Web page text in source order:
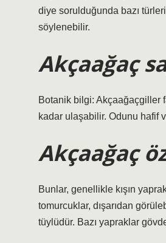
diye sorulduğunda bazı
söylenebilir.
Akçaağaç
Botanik bilgi: Akçaağaçgiller
kadar ulaşabilir. Odunu hafif
Akçaağaç
Bunlar, genellikle kışın
tomurcuklar, dışarıdan
tüylüdür. Bazı yapraklar